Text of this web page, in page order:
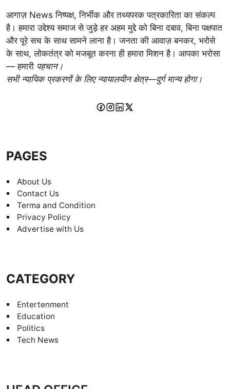
आगाज़ News निष्पक्ष, निर्भीक और तथ्यपरक पत्रकारिता का संकल्प
है। हमारा उद्देश्य समाज से जुड़े हर अहम मुद्दे को बिना दबाव, बिना पक्षपात
और पूरे सच के साथ सामने लाना है। जनता की आवाज़ बनकर, भरोसे
के साथ, लोकतंत्र को मजबूत करना ही हमारा मिशन है। आपका भरोसा
— हमारी पहचान।
सभी न्यायिक प्रकरणों के लिए न्यायालयीन क्षेत्र—दुर्ग मान्य होगा।
PAGES
About Us
Contact Us
Terma and Condition
Privacy Policy
Advertise with Us
CATEGORY
Entertenment
Education
Politics
Tech News